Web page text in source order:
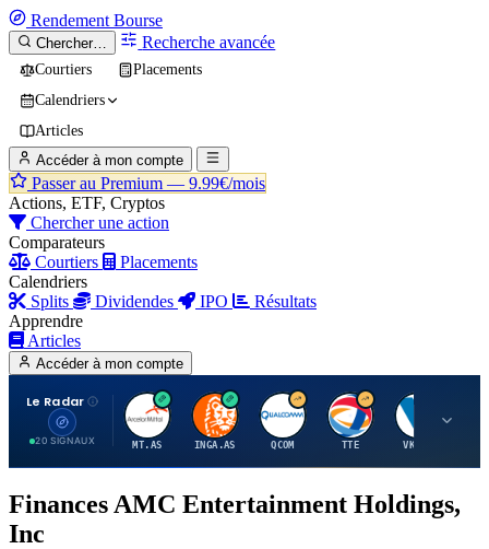
Rendement Bourse
Chercher… Recherche avancée
Courtiers
Placements
Calendriers
Articles
Accéder à mon compte
Passer au Premium — 9.99€/mois
Actions, ETF, Cryptos
Chercher une action
Comparateurs
Courtiers
Placements
Calendriers
Splits
Dividendes IPO
Résultats
Apprendre
Articles
Accéder à mon compte
Le Radar
20 SIGNAUX
A
MT.AS
I
INGA.AS
Q
QCOM
T
TTE VK.PA
Finances AMC Entertainment Holdings,
Inc